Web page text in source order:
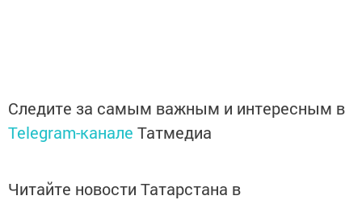
Следите за самым важным и интересным в
Telegram-канале Татмедиа
Читайте новости Татарстана в